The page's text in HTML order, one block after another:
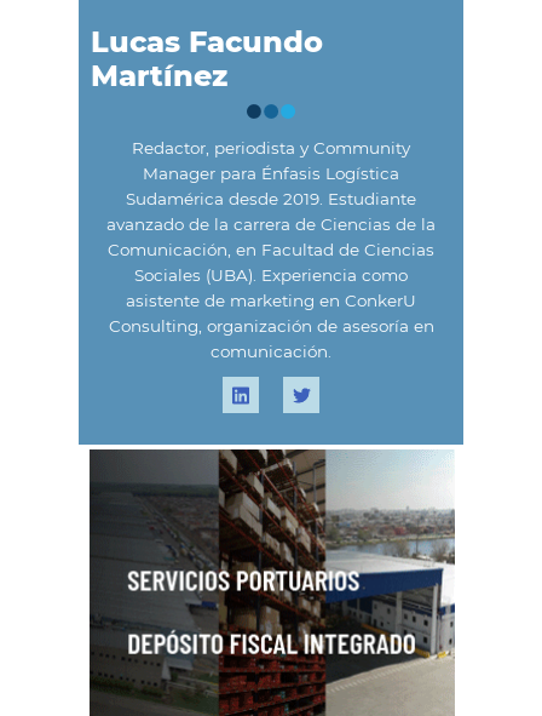
Lucas Facundo
Martínez
Redactor, periodista y Community
Manager para Énfasis Logística
Sudamérica desde 2019. Estudiante
avanzado de la carrera de Ciencias de la
Comunicación, en Facultad de Ciencias
Sociales (UBA). Experiencia como
asistente de marketing en ConkerU
Consulting, organización de asesoría en
comunicación.